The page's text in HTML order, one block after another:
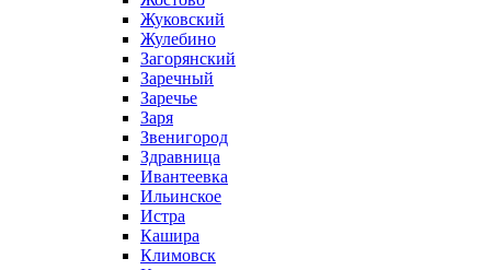
Жуковский
Жулебино
Загорянский
Заречный
Заречье
Заря
Звенигород
Здравница
Ивантеевка
Ильинское
Истра
Кашира
Климовск